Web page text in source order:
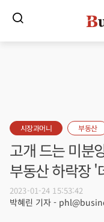
시장과머니 부동산
고개 드는 미분
부동산 하락장 '
2023-01-24 15:53:42
박혜린 기자 -